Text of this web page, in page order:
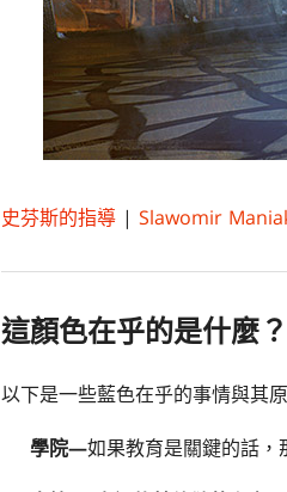
史芬斯的指導 | Slawomir
這顏色在乎的是什麼
以下是一些藍色在乎的事情與其原
學院—如果教育是關鍵的話，